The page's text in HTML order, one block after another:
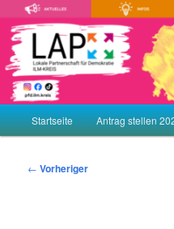
primären
Inhalt
springenLAP – Lokale
Demokratie
Demokratie leben! Aktiv gegen
Menschenfeindlichkeit
HauptmenüStartseite Antrag stellen
Beitragsnavigation
← Vorheriger